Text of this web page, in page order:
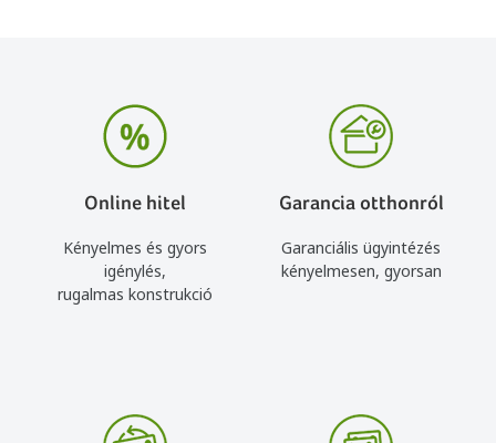
Online hitel
Kényelmes és gyors
igénylés,
rugalmas konstrukció
Garancia otthonról
Garanciális ügyintézés
kényelmesen, gyorsan